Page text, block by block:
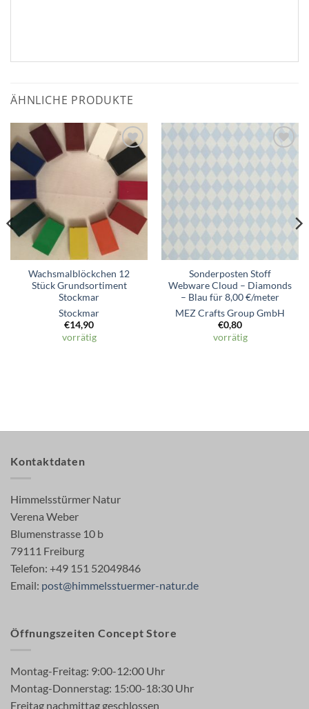
ÄHNLICHE PRODUKTE
Zum
Wunschzettel
hinzufügen
Wachsmalblöckchen 12
Stück Grundsortiment
Stockmar
Stockmar
€14,90
vorrätig
Zum
Wunschzettel
hinzufügen
Sonderposten Stoff
Webware Cloud – Diamonds
– Blau für 8,00 €/meter
MEZ Crafts Group GmbH
€0,80
vorrätig
Kontaktdaten
Himmelsstürmer Natur
Verena Weber
Blumenstrasse 10 b
79111 Freiburg
Telefon: +49 151 52049846
Email: post@himmelsstuermer-natur.de
Öffnungszeiten Concept Store
Montag-Freitag: 9:00-12:00 Uhr
Montag-Donnerstag: 15:00-18:30 Uhr
Freitag nachmittag geschlossen